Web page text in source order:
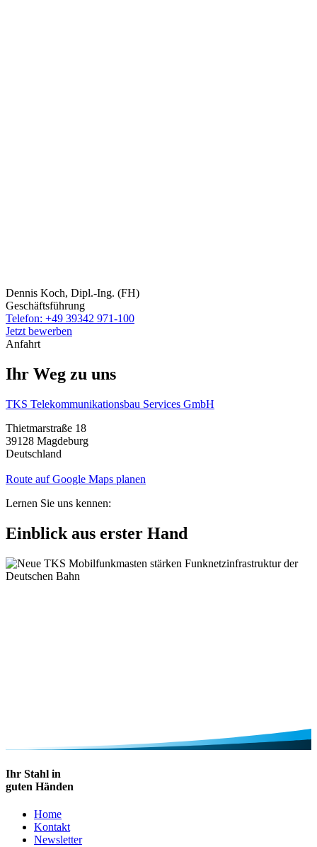
Dennis Koch, Dipl.-Ing. (FH)
Geschäftsführung
Telefon: +49 39342 971-100
Jetzt bewerben
Anfahrt
Ihr Weg zu uns
TKS Telekommunikationsbau Services GmbH
Thietmarstraße 18
39128 Magdeburg
Deutschland
Route auf Google Maps planen
Lernen Sie uns kennen:
Einblick aus erster Hand
Ihr Stahl in
guten Händen
Home
Kontakt
Newsletter